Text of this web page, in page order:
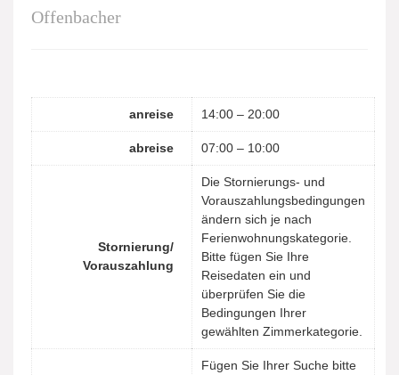
Offenbacher
anreise 14:00 – 20:00
abreise 07:00 – 10:00
Stornierung/
Vorauszahlung
Die Stornierungs- und
Vorauszahlungsbedingungen
ändern sich je nach
Ferienwohnungskategorie.
Bitte fügen Sie Ihre
Reisedaten ein und
überprüfen Sie die
Bedingungen Ihrer
gewählten Zimmerkategorie.
Fügen Sie Ihrer Suche bitte